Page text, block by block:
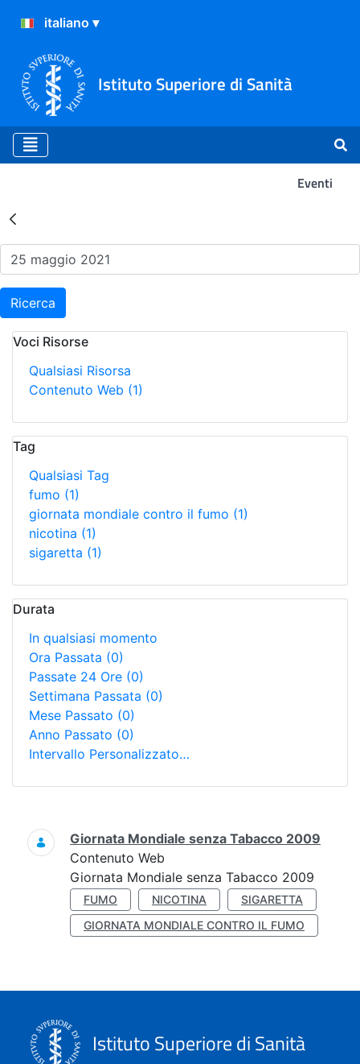
Istituto Superiore di Sanità
Eventi
Risultati della Ricerca -
Ricerca
Voci Risorse
Qualsiasi Risorsa
Contenuto Web (1)
Tag
Qualsiasi Tag
fumo (1)
giornata mondiale contro il fumo (1)
nicotina (1)
sigaretta (1)
Durata
In qualsiasi momento
Ora Passata (0)
Passate 24 Ore (0)
Settimana Passata (0)
Mese Passato (0)
Anno Passato (0)
Intervallo Personalizzato…
Ricerca
Giornata Mondiale senza Tabacco 2009
Contenuto Web
Giornata Mondiale senza Tabacco 2009
FUMO NICOTINA
SIGARETTA
GIORNATA MONDIALE CONTRO IL FUMO
Istituto Superiore di Sanità